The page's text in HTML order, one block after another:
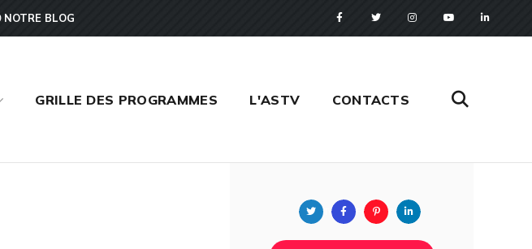
NOTRE BLOG
GRILLE DES PROGRAMMES L'ASTV CONTACTS
Twitter FacebookPinterest